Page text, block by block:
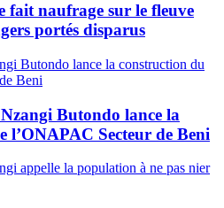
fait naufrage sur le fleuve
portés disparus
Butondo lance la
l’ONAPAC Secteur de Beni